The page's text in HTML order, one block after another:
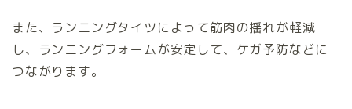
また、ランニングタイツによって筋肉の揺れが軽減
し、ランニングフォームが安定して、ケガ予防などに
つながります。